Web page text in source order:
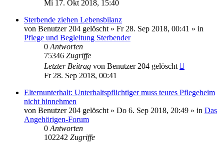
Mi 17. Okt 2018, 15:40
Sterbende ziehen Lebensbilanz
von Benutzer 204 gelöscht » Fr 28. Sep 2018, 00:41 » in
Pflege und Begleitung Sterbender
0 Antworten
75346 Zugriffe
Letzter Beitrag von Benutzer 204 gelöscht
Fr 28. Sep 2018, 00:41
Elternunterhalt: Unterhaltspflichtiger muss teures Pflegeheim
nicht hinnehmen
von Benutzer 204 gelöscht » Do 6. Sep 2018, 20:49 » in Das
Angehörigen-Forum
0 Antworten
102242 Zugriffe